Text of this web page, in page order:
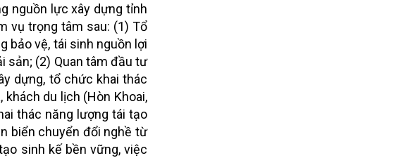
nguồn lực xây dựng tỉnh
vụ trọng tâm sau: (1) Tổ
bảo vệ, tái sinh nguồn lợi
sản; (2) Quan tâm đầu tư
dựng, tổ chức khai thác
du lịch (Hòn Khoai,
thác năng lượng tái tạo
biển chuyển đổi nghề từ
sinh kế bền vững, việc